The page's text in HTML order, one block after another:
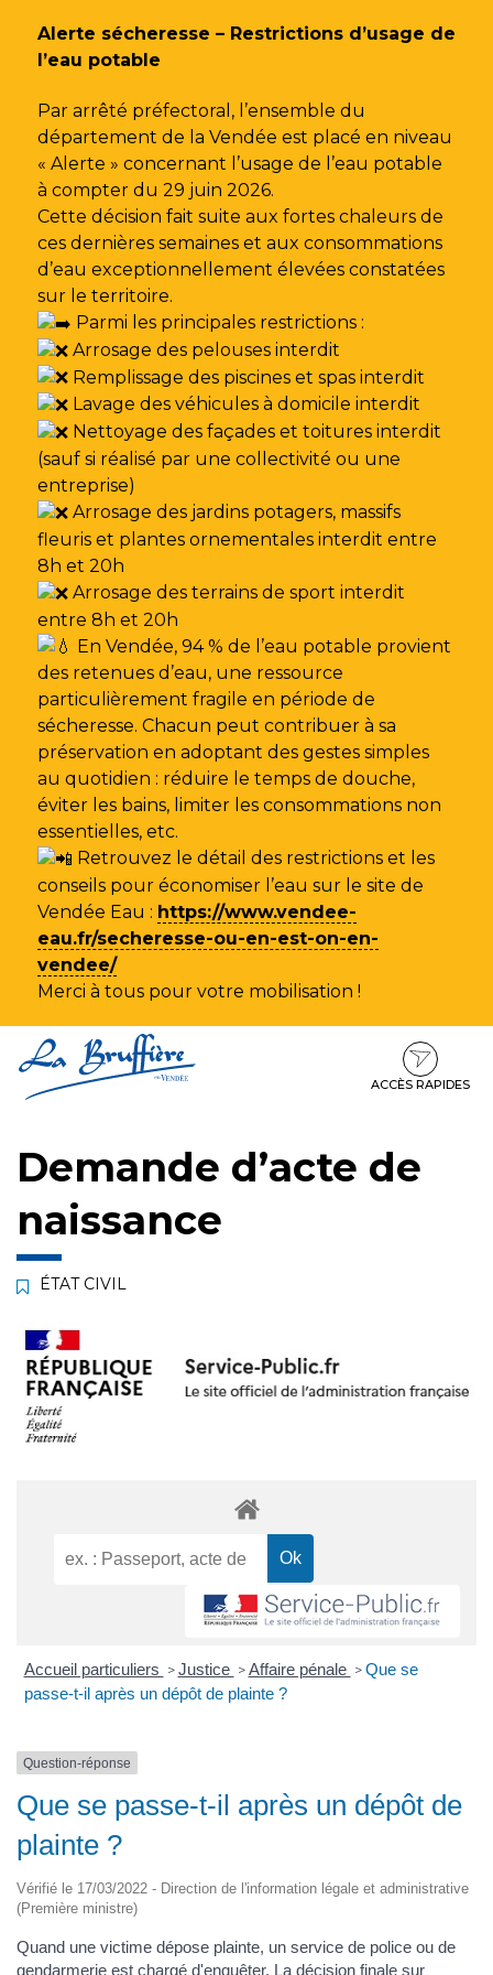
Alerte sécheresse – Restrictions d’usage de
l’eau potable
Par arrêté préfectoral, l’ensemble du
département de la Vendée est placé en niveau
« Alerte » concernant l’usage de l’eau potable
à compter du 29 juin 2026.
Cette décision fait suite aux fortes chaleurs de
ces dernières semaines et aux consommations
d’eau exceptionnellement élevées constatées
sur le territoire.
Parmi les principales restrictions :
Arrosage des pelouses interdit
Remplissage des piscines et spas interdit
Lavage des véhicules à domicile interdit
Nettoyage des façades et toitures interdit
(sauf si réalisé par une collectivité ou une
entreprise)
Arrosage des jardins potagers, massifs
fleuris et plantes ornementales interdit entre
8h et 20h
Arrosage des terrains de sport interdit
entre 8h et 20h
En Vendée, 94 % de l’eau potable provient
des retenues d’eau, une ressource
particulièrement fragile en période de
sécheresse. Chacun peut contribuer à sa
préservation en adoptant des gestes simples
au quotidien : réduire le temps de douche,
éviter les bains, limiter les consommations non
essentielles, etc.
Retrouvez le détail des restrictions et les
conseils pour économiser l’eau sur le site de
Vendée Eau : https://www.vendee-
eau.fr/secheresse-ou-en-est-on-en-
vendee/
Merci à tous pour votre mobilisation !
au
contenu
au
ACCÈS RAPIDES
Demande d’acte de
naissance
ÉTAT CIVIL
Accueil particuliers > Justice > Affaire pénale > Que se
passe-t-il après un dépôt de plainte ?
Question-réponse
Que se passe-t-il après un dépôt de
plainte ?
Vérifié le 17/03/2022 - Direction de l'information légale et administrative
(Première ministre)
Quand une victime dépose plainte, un service de police ou de
gendarmerie est chargé d'enquêter. La décision finale sur